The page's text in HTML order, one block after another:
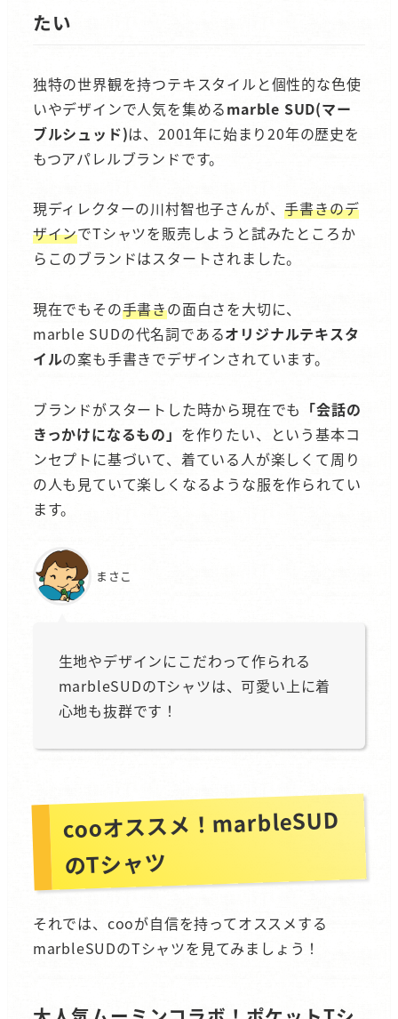
たい
独特の世界観を持つテキスタイルと個性的な色使
いやデザインで人気を集めるmarble SUD(マー
ブルシュッド)は、2001年に始まり20年の歴史を
もつアパレルブランドです。
現ディレクターの川村智也子さんが、手書きのデ
ザインでTシャツを販売しようと試みたところか
らこのブランドはスタートされました。
現在でもその手書きの面白さを大切に、
marble SUDの代名詞であるオリジナルテキスタ
イルの案も手書きでデザインされています。
ブランドがスタートした時から現在でも 「会話の
きっかけになるもの」 を作りたい、という基本コ
ンセプトに基づいて、着ている人が楽しくて周り
の人も見ていて楽しくなるような服を作られてい
ます。
まさこ
生地やデザインにこだわって作られる
marbleSUDのTシャツは、可愛い上に着
心地も抜群です！
cooオススメ！marbleSUD
のTシャツ
それでは、cooが自信を持ってオススメする
marbleSUDのTシャツを見てみましょう！